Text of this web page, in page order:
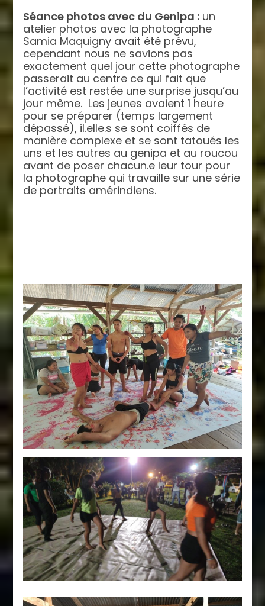
Séance photos avec du Genipa :un
atelier photos avec la photographe
Samia Maquigny avait été prévu,
cependant nous ne savions pas
exactement quel jour cette photographe
passerait au centre ce qui fait que
l’activité est restée une surprise jusqu’au
jour même. Les jeunes avaient 1 heure
pour se préparer (temps largement
dépassé), il.elle.s se sont coiffés de
manière complexe et se sont tatoués les
uns et les autres au genipa et au roucou
avant de poser chacun.e leur tour pour
la photographe qui travaille sur une série
de portraits amérindiens.